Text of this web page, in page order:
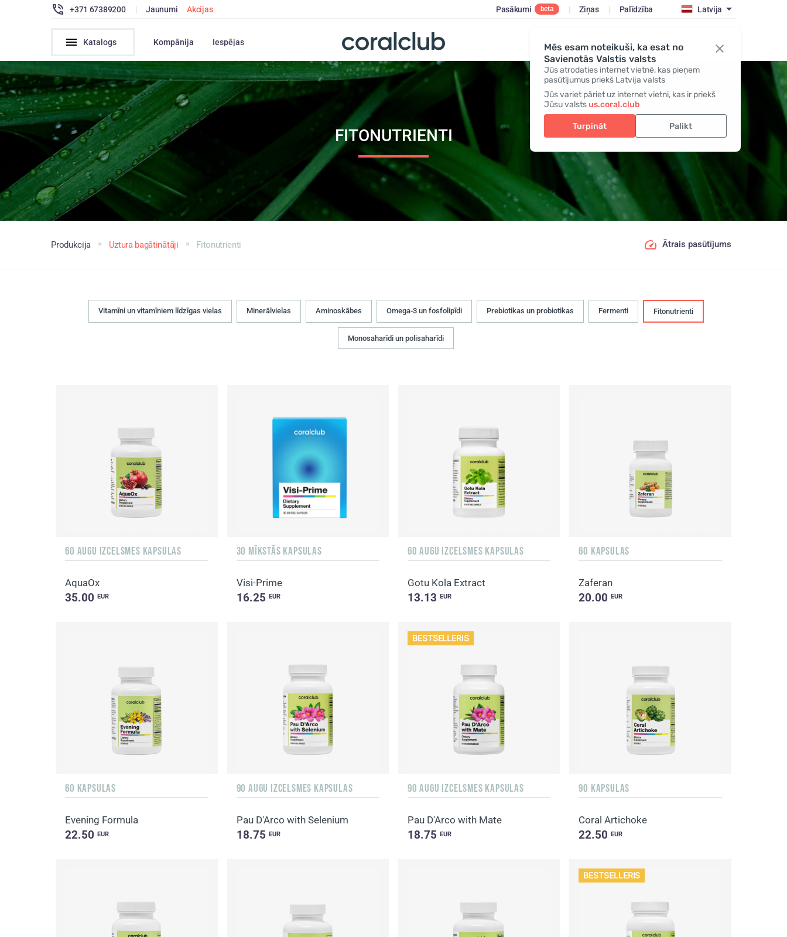
Mēs esam noteikuši, ka esat no
Savienotās Valstis valsts
Jūs atrodaties internet vietnē, kas pieņem
pasūtījumus priekš Latvija valsts
Jūs variet pāriet uz internet vietni, kas ir priekš
Jūsu valstsus.coral.club
Turpināt Palikt
+371 67389200 | Jaunumi Akcijas Pasākumi beta | Ziņas | Palīdzība Latvija
Katalogs Kompānija Iespējas Pieslēgties/Reģistrēties
FITONUTRIENTI
Produkcija Uztura bagātinātāji Fitonutrienti Ātrais pasūtījums
Vitamīni un vitamīniem līdzīgas vielas Minerālvielas Aminoskābes Omega-3 un fosfolipīdi Prebiotikas un probiotikas Fermenti Fitonutrienti
Monosaharīdi un polisaharīdi
60 AUGU IZCELSMES KAPSULAS
AquaOx
35.00EUR
30 MĪKSTĀS KAPSULAS
Visi-Prime
16.25 EUR
60 AUGU IZCELSMES KAPSULAS
Gotu Kola Extract
13.13 EUR
60 KAPSULAS
Zaferan
20.00EUR
60 KAPSULAS
Evening Formula
22.50EUR
90 AUGU IZCELSMES KAPSULAS
Pau D'Arco with Selenium
18.75 EUR
BESTSELLERIS
90 AUGU IZCELSMES KAPSULAS
Pau D'Arco with Mate
18.75 EUR
90 KAPSULAS
Coral Artichoke
22.50EUR
BESTSELLERIS